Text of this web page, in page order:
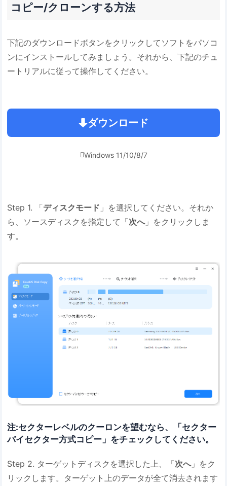
コピー/クローンする方法
下記のダウンロードボタンをクリックしてソフトをパソコ
ンにインストールしてみましょう。それから、下記のチュ
ートリアルに従って操作してください。
ダウンロード
Windows 11/10/8/7
Step 1. 「ディスクモード 」を選択してください。それか
ら、ソースディスクを指定して「次へ」をクリックしま
す。
注:セクターレベルのクーロンを望むなら、「セクター
バイセクター方式コピー」をチェックしてください。
Step 2. ターゲットディスクを選択した上、「次へ」をク
リックします。ターゲット上のデータが全て消去されます